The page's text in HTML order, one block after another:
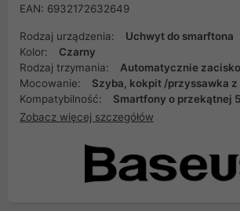
EAN: 6932172632649
Rodzaj urządzenia:
Uchwyt do smarftona
Kolor:
Czarny
Rodzaj trzymania:
Automatycznie
Mocowanie:
Szyba, kokpit /przyssawka
Kompatybilność:
Smartfony o przekątnej
Zobacz więcej szczegółów